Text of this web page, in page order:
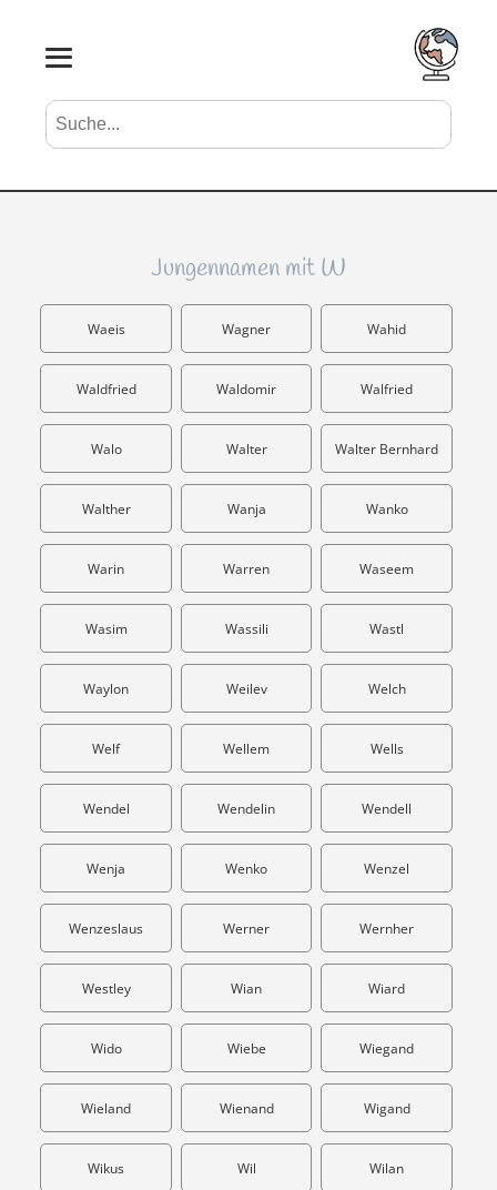
Suche nach Vornamen Search
Jungennamen mit W
Waeis Wagner Wahid
Waldfried Waldomir Walfried
Walo Walter Walter Bernhard
Walther Wanja Wanko
Warin Warren Waseem
Wasim Wassili Wastl
Waylon Weilev Welch
Welf Wellem Wells
Wendel Wendelin Wendell
Wenja Wenko Wenzel
Wenzeslaus Werner Wernher
Westley Wian Wiard
Wido Wiebe Wiegand
Wieland Wienand Wigand
Wikus Wil Wilan